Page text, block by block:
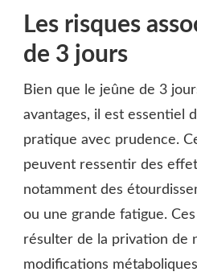
Les risques
de 3 jours
Bien que le jeûne de 3
avantages, il est essentiel
pratique avec prudence.
peuvent ressentir des
notamment des
ou une grande fatigue.
résulter de la privation de
modifications